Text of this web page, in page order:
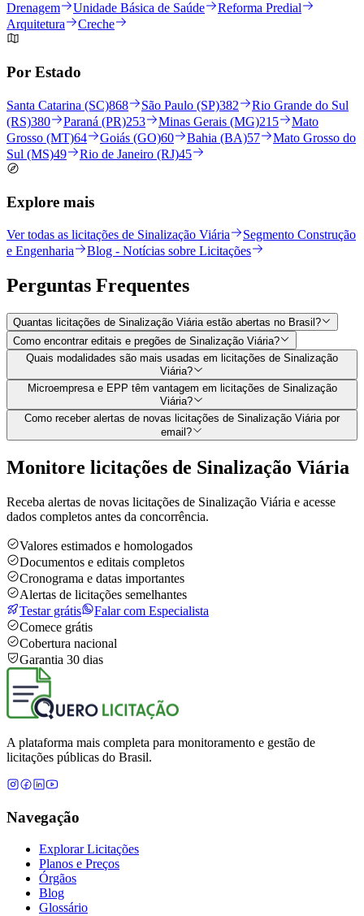
Drenagem Unidade Básica de Saúde
Reforma Predial
Arquitetura
Creche
Por Estado
Santa Catarina (SC)868 São Paulo (SP)382
Rio Grande do Sul
(RS)380 Paraná (PR)253 Minas Gerais (MG)215
Mato
Grosso (MT)64 Goiás (GO)60 Bahia (BA)57
Mato Grosso do
Sul (MS)49 Rio de Janeiro (RJ)45
Explore mais
Ver todas as licitações de Sinalização Viária
Segmento Construção
e Engenharia
Blog - Notícias sobre Licitações
Perguntas Frequentes
Quantas licitações de Sinalização Viária estão abertas no Brasil?
Como encontrar editais e pregões de Sinalização Viária?
Quais modalidades são mais usadas em licitações de Sinalização
Viária?
Microempresa e EPP têm vantagem em licitações de Sinalização
Viária?
Como receber alertas de novas licitações de Sinalização Viária por
email?
Monitore licitações de Sinalização Viária
Receba alertas de novas licitações de Sinalização Viária e acesse
dados completos antes da concorrência.
Valores estimados e homologados
Documentos e editais completos
Cronograma e datas importantes
Alertas de licitações semelhantes
Testar grátis
Falar com Especialista
Comece grátis
Cobertura nacional
Garantia 30 dias
A plataforma mais completa para monitoramento e gestão de
licitações públicas do Brasil.
Navegação
Explorar Licitações
Planos e Preços
Órgãos
Blog
Glossário